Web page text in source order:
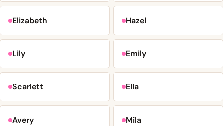
Elizabeth Hazel
Lily Emily
Scarlett Ella
Avery Mila